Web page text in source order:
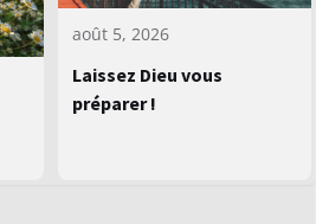
août 5, 2026
Laissez Dieu vous
préparer !